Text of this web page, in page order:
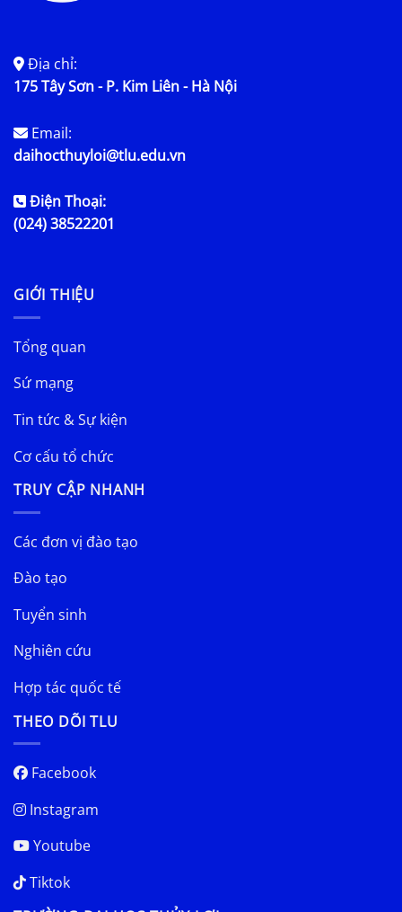
Địa chỉ:
175 Tây Sơn - P. Kim Liên - Hà Nội
Email:
daihocthuyloi@tlu.edu.vn
Điện Thoại:
(024) 38522201
GIỚI THIỆU
Tổng quan
Sứ mạng
Tin tức & Sự kiện
Cơ cấu tổ chức
TRUY CẬP NHANH
Các đơn vị đào tạo
Đào tạo
Tuyển sinh
Nghiên cứu
Hợp tác quốc tế
THEO DÕI TLU
Facebook
Instagram
Youtube
Tiktok